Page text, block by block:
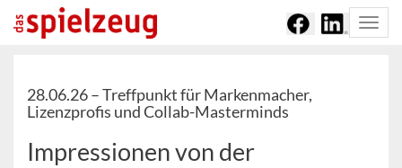
28.06.26 –Treffpunkt für Markenmacher,
Lizenzprofis und Collab-Masterminds
Impressionen von der